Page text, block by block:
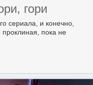
гори
сериала, и конечно,
пока не